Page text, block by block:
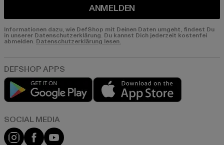
ANMELDEN
Informationen dazu, wie DefShop mit Deinen Daten umgeht, findest Du
in unserer Datenschutzerklärung. Du kannst Dich jederzeit kostenfei
abmelden.Datenschutzerklärung lesen.
Play market
Instagram
FacebookYouTube